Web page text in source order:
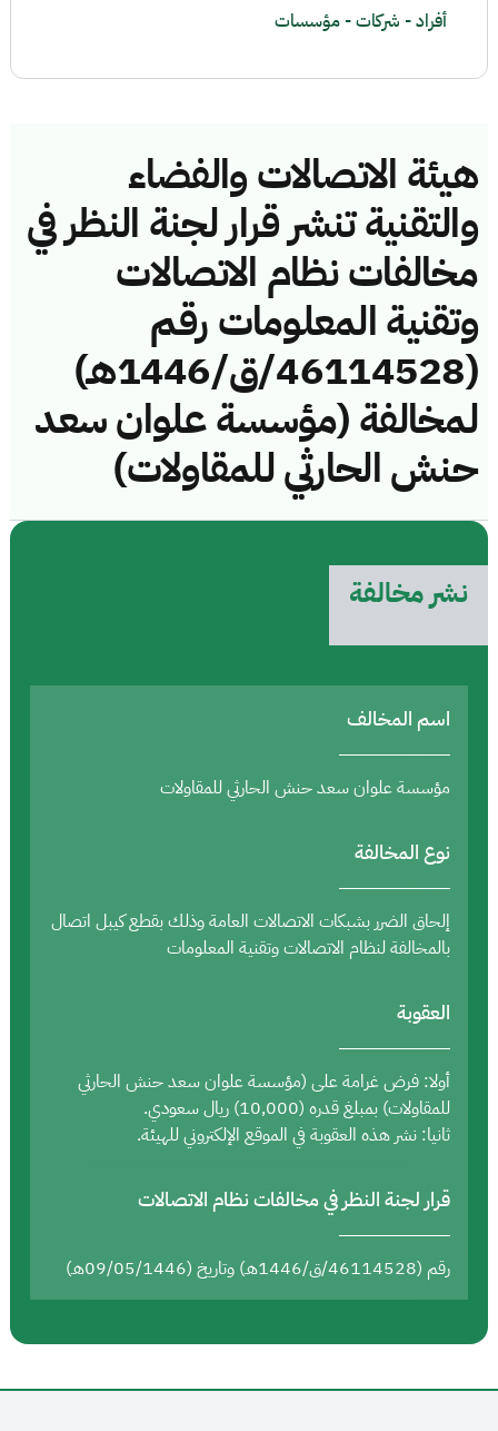
هيئة الاتصالات والفضاء
والتقنية تنشر قرار لجنة النظر في
مخالفات نظام الاتصالات
وتقنية المعلومات رقم
(46114528/ق/1446هـ)
لمخالفة (مؤسسة علوان سعد
حنش الحارثي للمقاولات)
نشر مخالفة
اسم المخالف
مؤسسة علوان سعد حنش الحارثي للمقاولات
نوع المخالفة
إلحاق الضرر بشبكات الاتصالات العامة وذلك بقطع كيبل اتصال
بالمخالفة لنظام الاتصالات وتقنية المعلومات
العقوبة
أولا: فرض غرامة على (مؤسسة علوان سعد حنش الحارثي
للمقاولات) بمبلغ قدره (10,000) ريال سعودي.
ثانيا: نشر هذه العقوبة في الموقع الإلكتروني للهيئة.
قرار لجنة النظر في مخالفات نظام الاتصالات
رقم (46114528/ق/1446هـ) وتاريخ (09/05/1446هـ)
أفراد - شركات - مؤسسات